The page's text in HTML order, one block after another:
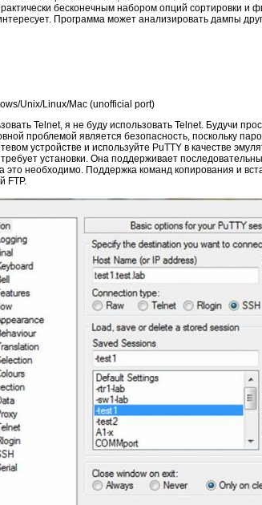
бесконечным набором опций сортировки и
Программа может анализировать дампы
Unix/Linux/Mac (unofficial port)
Telnet, я не буду использовать Telnet. Будучи
проблемой является безопасность, поскольку
устройстве и используйте PuTTY в качестве
установки. Она поддерживает
это необходимо. Поддержка команд копирования и
FTP.